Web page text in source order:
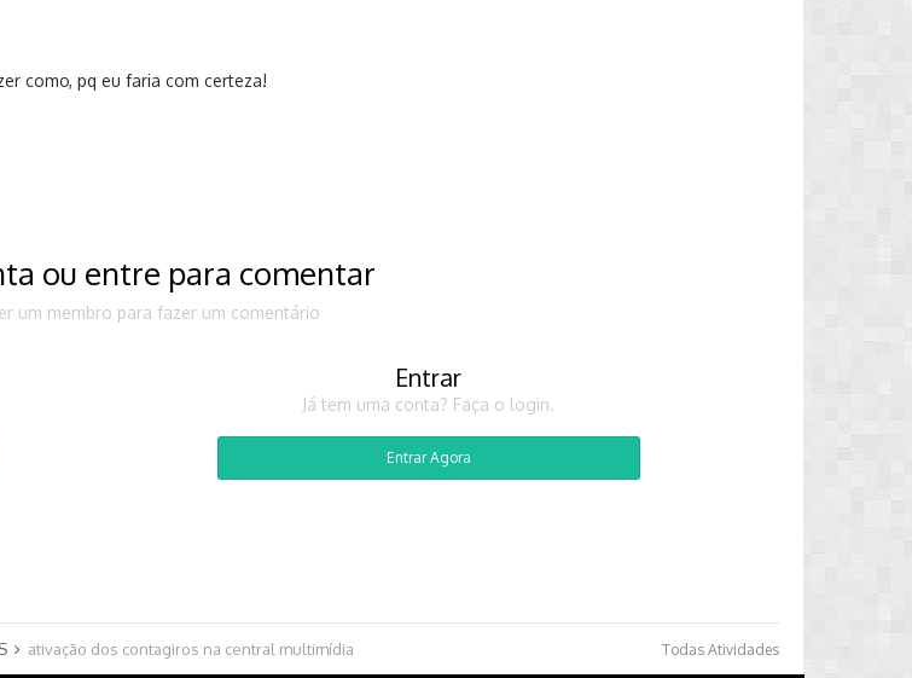
como, pq eu faria com certeza!
ou entre para comentar
um membro para fazer um comentário
Entrar
Já tem uma conta? Faça o login.
Entrar Agora
Todas Atividades
ativação dos contagiros na central multimídia